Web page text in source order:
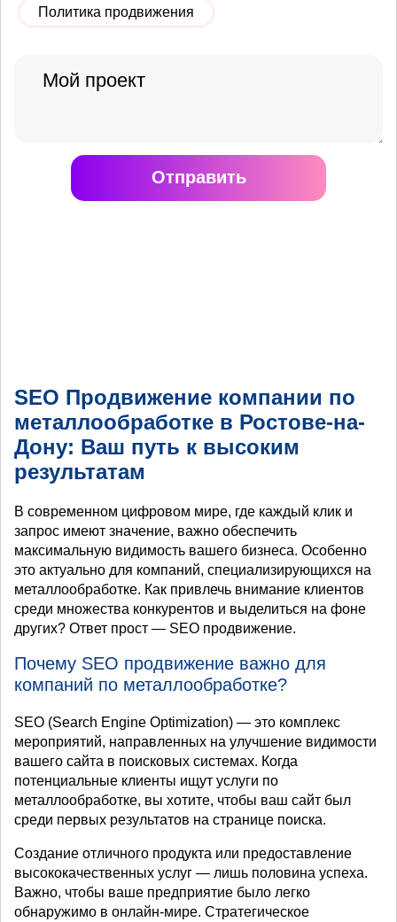
Политика продвижения
Отправить
SEO Продвижение компании по
металлообработке в Ростове-на-
Дону: Ваш путь к высоким
результатам
В современном цифровом мире, где каждый клик и
запрос имеют значение, важно обеспечить
максимальную видимость вашего бизнеса. Особенно
это актуально для компаний, специализирующихся на
металлообработке. Как привлечь внимание клиентов
среди множества конкурентов и выделиться на фоне
других? Ответ прост — SEO продвижение.
Почему SEO продвижение важно для
компаний по металлообработке?
SEO (Search Engine Optimization) — это комплекс
мероприятий, направленных на улучшение видимости
вашего сайта в поисковых системах. Когда
потенциальные клиенты ищут услуги по
металлообработке, вы хотите, чтобы ваш сайт был
среди первых результатов на странице поиска.
Создание отличного продукта или предоставление
высококачественных услуг — лишь половина успеха.
Важно, чтобы ваше предприятие было легко
обнаружимо в онлайн-мире. Стратегическое